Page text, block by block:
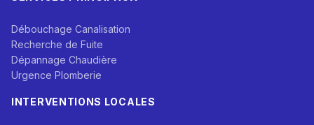
Débouchage Canalisation
Recherche de Fuite
Dépannage Chaudière
Urgence Plomberie
INTERVENTIONS LOCALES